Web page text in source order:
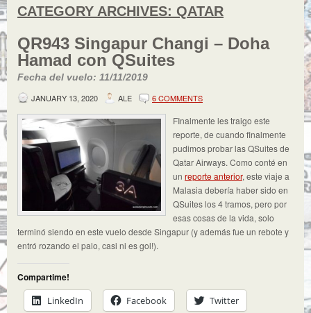
CATEGORY ARCHIVES: QATAR
QR943 Singapur Changi – Doha
Hamad con QSuites
Fecha del vuelo: 11/11/2019
JANUARY 13, 2020
ALE 6 COMMENTS
FInalmente les traigo este
reporte, de cuando finalmente
pudimos probar las QSuites de
Qatar Airways. Como conté en
un reporte anterior, este viaje a
Malasia debería haber sido en
QSuites los 4 tramos, pero por
esas cosas de la vida, solo
terminó siendo en este vuelo desde Singapur (y además fue un rebote y
entró rozando el palo, casi ni es gol!).
Compartime!
LinkedIn
Facebook Twitter